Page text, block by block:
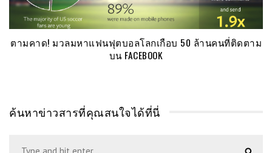
ตามคาด! มวลมหาแฟนฟุตบอลโลกเกือบ 50 ล้านคนที่ติดตาม
บน FACEBOOK
ค้นหาข่าวสารที่คุณสนใจได้ที่นี่